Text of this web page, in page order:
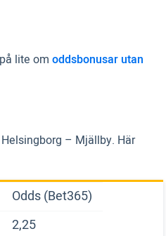
lite om oddsbonusar utan
– Mjällby. Här
Odds (Bet365)
2,25